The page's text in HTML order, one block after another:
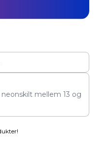
mellem 13 og